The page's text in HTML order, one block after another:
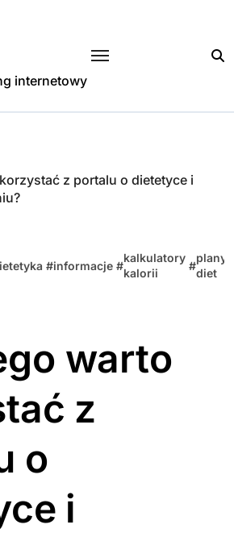
internetowy
z portalu o dietetyce i
#informacje #
kalkulatory
kalorii
#
plany
diet
warto
z
o
i